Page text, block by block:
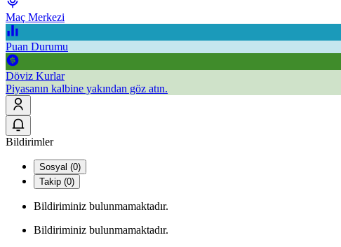
Maç Merkezi
Puan Durumu
Döviz Kurlar
Piyasanın kalbine yakından göz atın.
Bildirimler
Sosyal (0)
Takip (0)
Bildiriminiz bulunmamaktadır.
Bildiriminiz bulunmamaktadır.